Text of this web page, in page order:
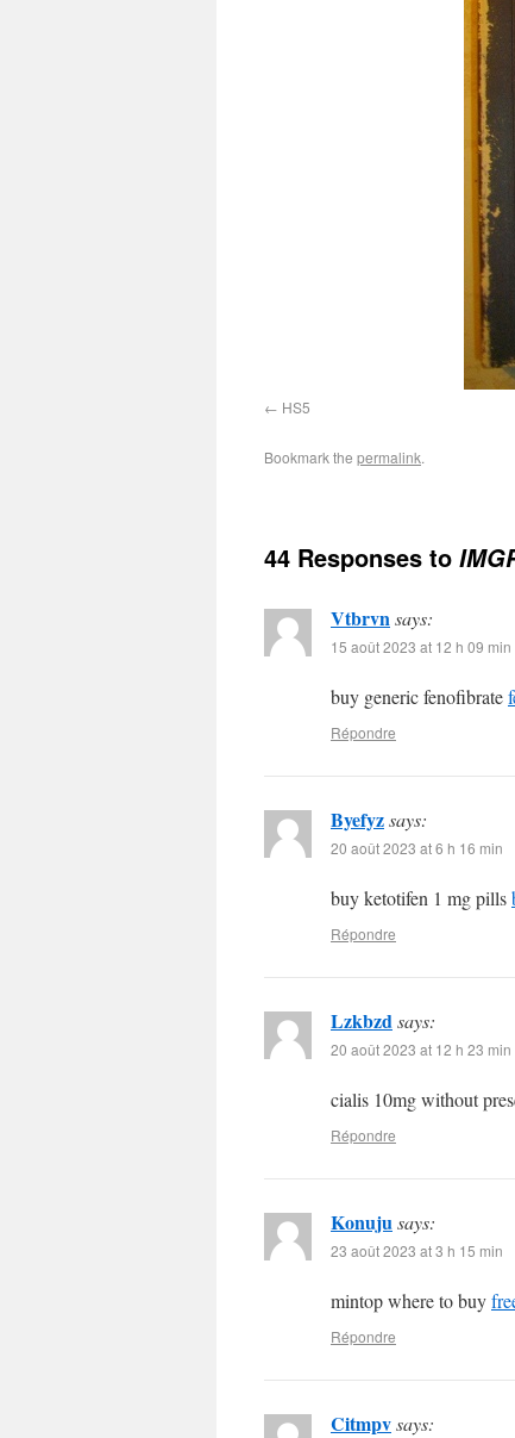
HS5
Bookmark the permalink.
44 Responses to
Vtbrvnsays:
15 août 2023 at 12 h 09 min
buy generic fenofibrate
Répondre
Byefyzsays:
20 août 2023 at 6 h 16 min
buy ketotifen 1 mg pills
Répondre
Lzkbzdsays:
20 août 2023 at 12 h 23 min
cialis 10mg without
Répondre
Konujusays:
23 août 2023 at 3 h 15 min
mintop where to buy
Répondre
Citmpvsays: